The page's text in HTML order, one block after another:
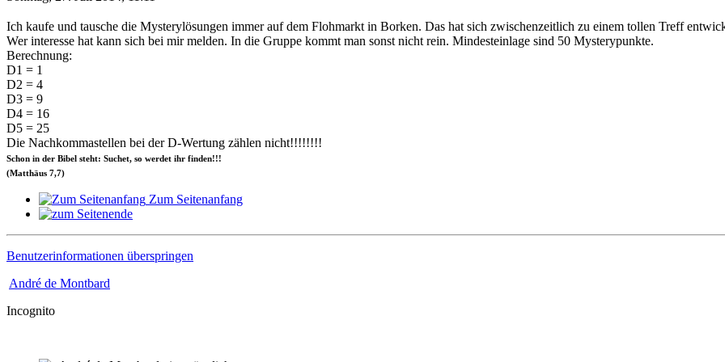
Ich kaufe und tausche die Mysterylösungen immer auf dem Flohmarkt in Borken. Das hat sich zwischenzeitlich zu einem tollen Treff
Wer interesse hat kann sich bei mir melden. In die Gruppe kommt man sonst nicht rein. Mindesteinlage sind 50 Mysterypunkte.
Berechnung:
D1 = 1
D2 = 4
D3 = 9
D4 = 16
D5 = 25
Die Nachkommastellen bei der D-Wertung zählen nicht!!!!!!!!
Schon in der Bibel steht: Suchet, so werdet ihr finden!!!
(Matthäus 7,7)
Zum Seitenanfang
Benutzerinformationen überspringen
André de Montbard
Incognito